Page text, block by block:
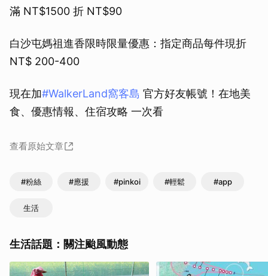
滿 NT$1500 折 NT$90
白沙屯媽祖進香限時限量優惠：指定商品每件現折
NT$ 200-400
現在加#WalkerLand窩客島 官⽅好友帳號！在地美
食、優惠情報、住宿攻略 一次看
查看原始文章
#粉絲 #應援 #pinkoi #輕鬆 #app
生活
生活話題：關注颱風動態